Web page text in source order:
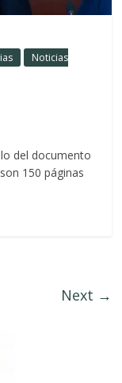
Noticias
del documento
150 páginas
Next →